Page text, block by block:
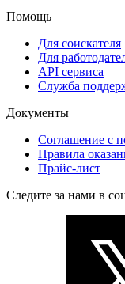
Помощь
Для соискателя
Для
API сервиса
Служба
Документы
Соглашение с
Правила
Прайс-лист
Следите за нами в